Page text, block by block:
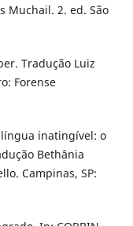
Muchail. 2. ed. São
Tradução Luiz
Forense
língua inatingível: o
Bethânia
Campinas, SP: